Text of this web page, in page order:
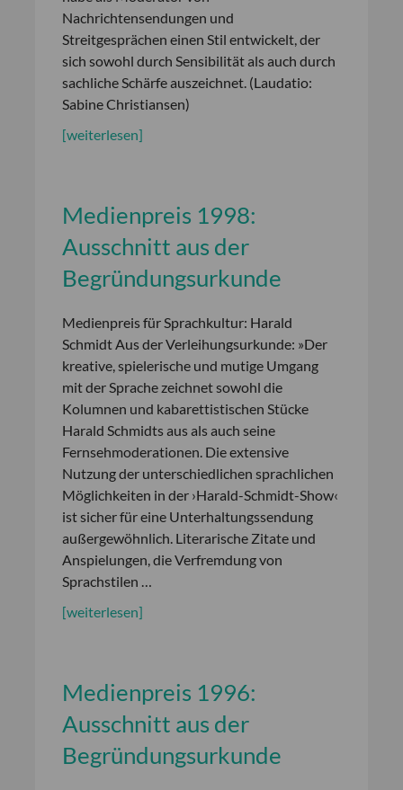
Nachrichtensendungen und
Streitgesprächen einen Stil entwickelt, der
sich sowohl durch Sensibilität als auch durch
sachliche Schärfe auszeichnet. (Laudatio:
Sabine Christiansen)
[weiterlesen]
Medienpreis 1998:
Ausschnitt aus der
Begründungsurkunde
Medienpreis für Sprachkultur: Harald
Schmidt Aus der Verleihungsurkunde: »Der
kreative, spielerische und mutige Umgang
mit der Sprache zeichnet sowohl die
Kolumnen und kabarettistischen Stücke
Harald Schmidts aus als auch seine
Fernsehmoderationen. Die extensive
Nutzung der unterschiedlichen sprachlichen
Möglichkeiten in der ›Harald-Schmidt-Show‹
ist sicher für eine Unterhaltungssendung
außergewöhnlich. Literarische Zitate und
Anspielungen, die Verfremdung von
Sprachstilen …
[weiterlesen]
Medienpreis 1996:
Ausschnitt aus der
Begründungsurkunde